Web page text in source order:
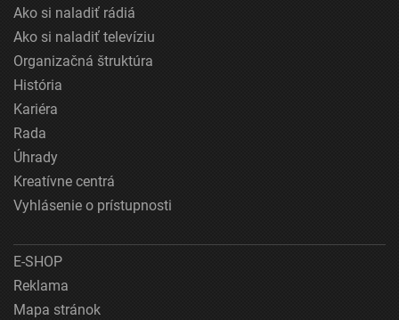
Ako si naladiť rádiá
Ako si naladiť televíziu
Organizačná štruktúra
História
Kariéra
Rada
Úhrady
Kreatívne centrá
Vyhlásenie o prístupnosti
E-SHOP
Reklama
Mapa stránok